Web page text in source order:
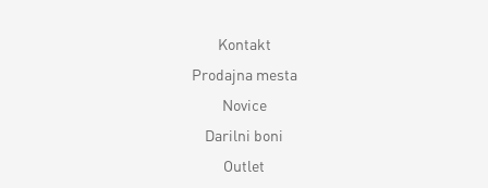
Kontakt
Prodajna mesta
Novice
Darilni boni
Outlet